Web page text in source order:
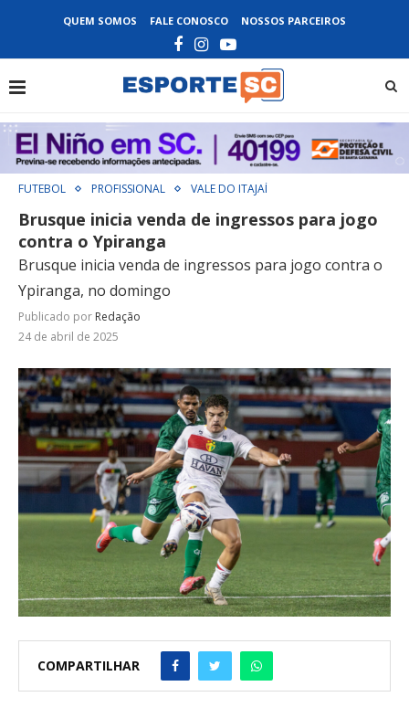
QUEM SOMOS FALE CONOSCO NOSSOS PARCEIROS
FUTEBOL PROFISSIONAL VALE DO ITAJAÍ
Brusque inicia venda de ingressos para jogo
contra o Ypiranga
Brusque inicia venda de ingressos para jogo contra o
Ypiranga, no domingo
Publicado por Redação
24 de abril de 2025
COMPARTILHAR